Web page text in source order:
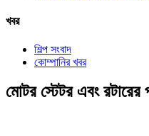
খবর
শিল্প সংবাদ
কোম্পানির খবর
মোটর স্টেটর এবং রটারের